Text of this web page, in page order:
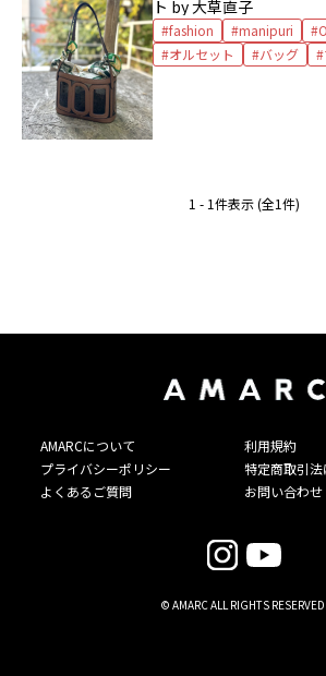
ト by 大草直子
fashion manipuri
オルセット
バッグ
1 - 1件表示 (全1件)
AMARCについて
利用規約
プライバシーポリシー
特定商取引
よくあるご質問
お問い合わせ
© AMARC ALL RIGHTS RESERVED.